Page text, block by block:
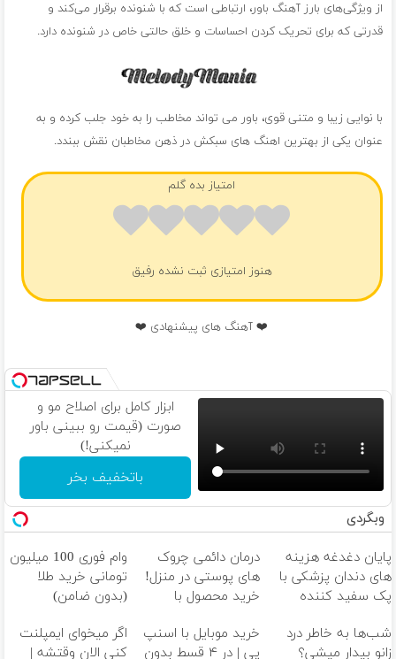
از ویژگی‌های بارز آهنگ باور، ارتباطی است که با شنونده برقرار می‌کند و
قدرتی که برای تحریک کردن احساسات و خلق حالتی خاص در شنونده دارد.
با نوایی زیبا و متنی قوی، باور می تواند مخاطب را به خود جلب کرده و به
عنوان یکی از بهترین اهنگ های سبکش در ذهن مخاطبان نقش ببندد.
امتیاز بده گلم
هنوز امتیازی ثبت نشده رفیق
❤️ آهنگ های پیشنهادی ❤️
ابزار کامل برای اصلاح مو و
صورت (قیمت رو ببینی باور
نمیکنی!)
باتخفیف بخر
وبگردی
پایان دغدغه هزینه
های دندان پزشکی با
پک سفید کننده
درمان دائمی چروک
های پوستی در منزل!
خرید محصول با
وام فوری 100 میلیون
تومانی خرید طلا
(بدون ضامن)
شب‌ها به خاطر درد
زانو بیدار میشی؟
خرید موبایل با اسنپ
پی | در ۴ قسط بدون
اگر میخوای ایمپلنت
کنی الان وقتشه |